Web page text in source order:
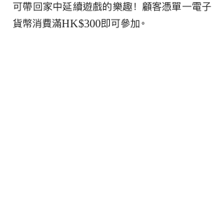
可帶回家中延續遊戲的樂趣！ 顧客憑單一電子
貨幣消費滿HK$300即可參加。